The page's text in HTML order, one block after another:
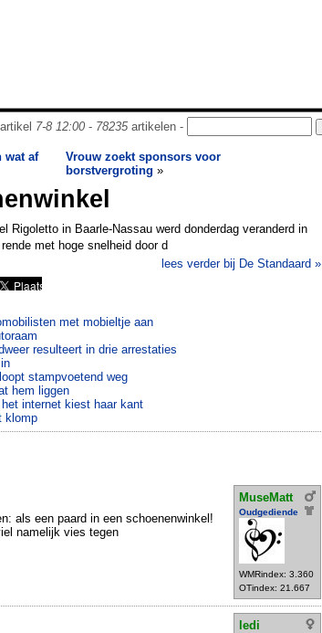
7-8 12:00- 78235artikelen -
wat af
Vrouw zoekt sponsors voor
borstvergroting »
Rigoletto in Baarle-Nassau werd donderdag veranderd in
met hoge snelheid door d
lees verder bij De Standaard »
met mobieltje aan
resulteert in drie arrestaties
stampvoetend weg
hem liggen
internet kiest haar kant
klomp
MuseMatt
Oudgediende
WMRindex: 3.360
OTindex: 21.667
als een paard in een schoenenwinkel!
namelijk vies tegen
ledi